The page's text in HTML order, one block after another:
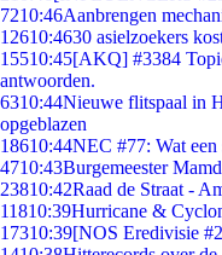
7210:46Aanbrengen
12610:4630 asielzoekers
15510:45[AKQ] #3384
antwoorden.
6310:44Nieuwe flitspaal in
opgeblazen
18610:44NEC #77: Wat een
4710:43Burgemeester
23810:42Raad de Straat -
11810:39Hurricane &
17310:39[NOS Eredivisie